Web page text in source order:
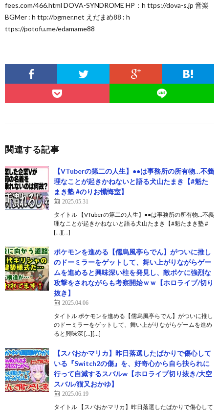
fees.com/466.html DOVA-SYNDROME HP：h ttps://dova-s.jp 音楽
BGMer : h ttp://bgmer.net えだまめ88 : h
ttps://potofu.me/edamame88
関連する記事
【VTuberの第二の人生】●●は事務所の所有物…不義
理なことが起きかねないと語る犬山たまき【#魁た
まき塾 #のりお懺悔室】
2025.05.31
タイトル 【VTuberの第二の人生】●●は事務所の所有物…不義
理なことが起きかねないと語る犬山たまき【#魁たまき塾 #
[…][…]
ポケモンを進める【儒烏風亭らでん】がついに推し
のドーミラーをゲットして、舞い上がりながらゲー
ムを進めると興味深い柱を発見し、敵ポケに強烈な
攻撃をされながらも考察開始ｗｗ【ホロライブ/切り
抜き】
2025.04.06
タイトル ポケモンを進める【儒烏風亭らでん】がついに推し
のドーミラーをゲットして、舞い上がりながらゲームを進め
ると興味深 […][…]
【スバおかマリカ】昨日落選したばかりで傷心して
いる『Switch2の傷』を、好奇心から自ら抉られに
行って自滅するスバルw【ホロライブ切り抜き/大空
スバル/猫又おかゆ】
2025.06.19
タイトル 【スバおかマリカ】昨日落選したばかりで傷心して